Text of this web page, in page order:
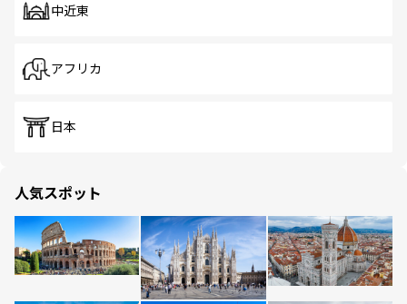
中近東
アフリカ
日本
人気スポット